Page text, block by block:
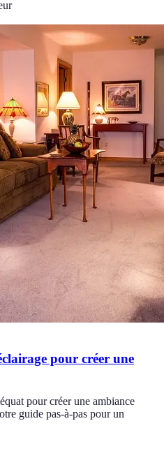
pour créer une
pour créer une ambiance
guide pas-à-pas pour un